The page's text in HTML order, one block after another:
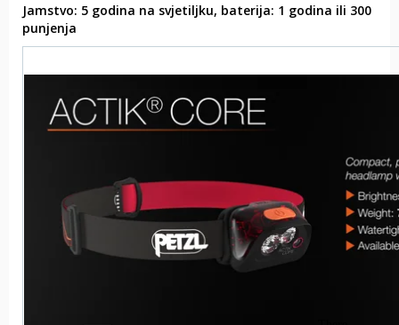
Jamstvo: 5 godina na svjetiljku, baterija: 1 godina ili 300
punjenja